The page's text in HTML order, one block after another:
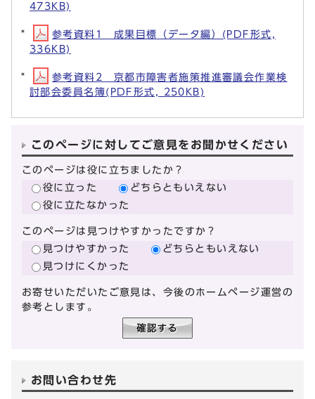
473KB)
参考資料1 成果目標（データ編）(PDF形式,
336KB)
参考資料2 京都市障害者施策推進審議会作業検
討部会委員名簿(PDF形式, 250KB)
このページに対してご意見をお聞かせください
このページは役に立ちましたか？
役に立った
どちらともいえない
役に立たなかった
このページは見つけやすかったですか？
見つけやすかった
どちらともいえない
見つけにくかった
お寄せいただいたご意見は、今後のホームページ運営の
参考とします。
お問い合わせ先